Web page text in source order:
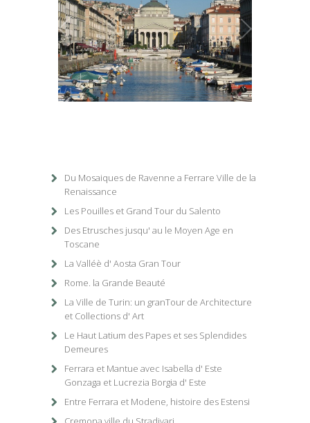
1/1
Du Mosaiques de Ravenne a Ferrare Ville de la
Renaissance
Les Pouilles et Grand Tour du Salento
Des Etrusches jusqu' au le Moyen Age en
Toscane
La Valléè d' Aosta Gran Tour
Rome. la Grande Beauté
La Ville de Turin: un granTour de Architecture
et Collections d' Art
Le Haut Latium des Papes et ses Splendides
Demeures
Ferrara et Mantue avec Isabella d' Este
Gonzaga et Lucrezia Borgia d' Este
Entre Ferrara et Modene, histoire des Estensi